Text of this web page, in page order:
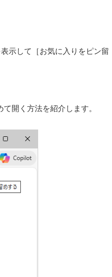
示して［お気に入りをピン留
開く方法を紹介します。